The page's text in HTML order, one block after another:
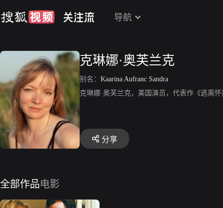
导航
克琳娜·奥芙兰克
别名： Kaarina Aufranc Sandra
克琳娜·奥芙兰克，美国演员，代表作《逃离
分享
全部作品电影